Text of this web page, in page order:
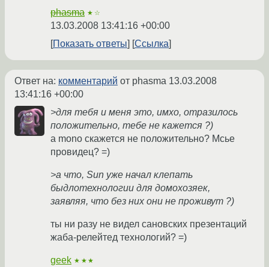
phasma ★☆
13.03.2008 13:41:16 +00:00
Показать ответы
Ссылка
Ответ на: комментарий от phasma 13.03.2008
13:41:16 +00:00
>для тебя и меня это, имхо, отразилось
положительно, тебе не кажется ?)
а mono скажется не положительно? Мсье
провидец? =)
>а что, Sun уже начал клепать
быдлотехнологии для домохозяек,
заявляя, что без них они не проживут ?)
ты ни разу не видел сановских презентаций
жаба-релейтед технологий? =)
geek ★★★